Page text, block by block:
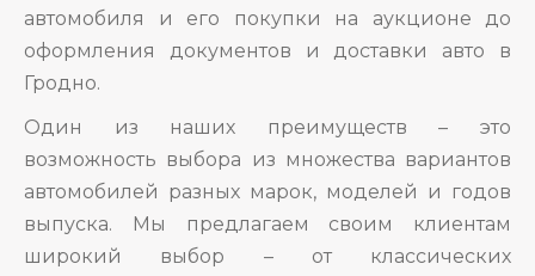
автомобиля и его покупки на аукционе до
оформления документов и доставки авто в
Гродно.
Один из наших преимуществ – это
возможность выбора из множества вариантов
автомобилей разных марок, моделей и годов
выпуска. Мы предлагаем своим клиентам
широкий выбор – от классических